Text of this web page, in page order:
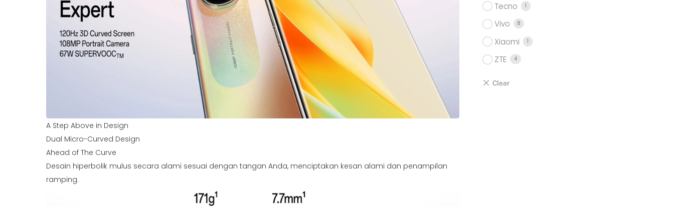
A Step Above in Design
Dual Micro-Curved Design
Ahead of The Curve
Desain hiperbolik mulus secara alami sesuai dengan tangan Anda, menciptakan kesan alami dan penampilan
ramping.
Tecno 1
Vivo 8
Xiaomi 1
ZTE 4